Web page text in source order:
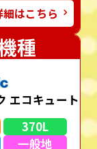
細はこちら
種
エコキュート
370L
一般地